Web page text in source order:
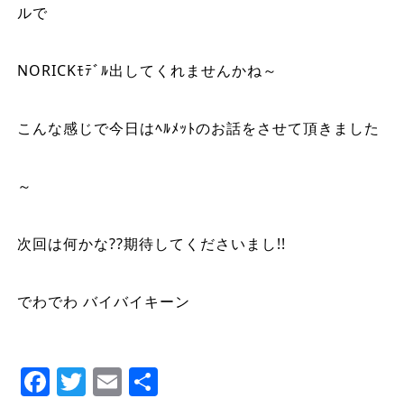
ルで
NORICKﾓﾃﾞﾙ出してくれませんかね～
こんな感じで今日はﾍﾙﾒｯﾄのお話をさせて頂きました
～
次回は何かな??期待してくださいまし!!
でわでわ バイバイキーン
Facebook
Twitter
EmailShare